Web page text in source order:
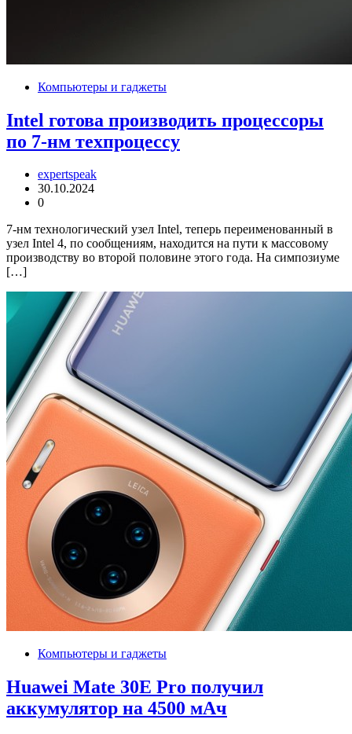
Компьютеры и гаджеты
Intel готова производить процессоры
по 7-нм техпроцессу
expertspeak
30.10.2024
0
7-нм технологический узел Intel, теперь переименованный в
узел Intel 4, по сообщениям, находится на пути к массовому
производству во второй половине этого года. На симпозиуме
[…]
Компьютеры и гаджеты
Huawei Mate 30E Pro получил
аккумулятор на 4500 мАч